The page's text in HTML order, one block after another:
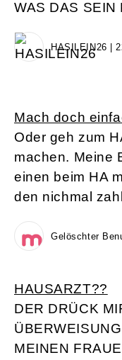
WAS DAS SEIN
HASILEIN26 |
Mach doch
Oder geh zum
machen. Meine
einen beim HA
den nichmal
Gelöschter
HAUSARZT??
DER DRÜCK
MEINEN